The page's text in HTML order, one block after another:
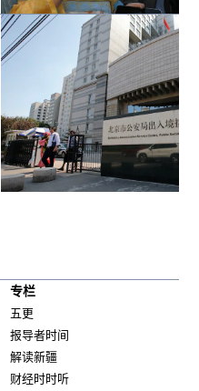
专栏
五更
报导者时间
解读新疆
财经时时听